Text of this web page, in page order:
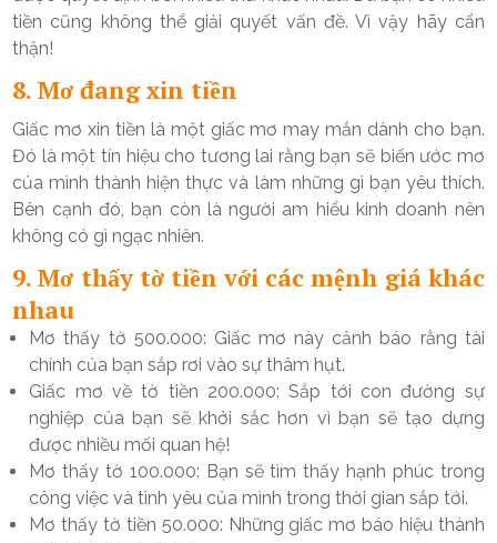
tiền cũng không thể giải quyết vấn đề. Vì vậy hãy cẩn
thận!
8. Mơ đang xin tiền
Giấc mơ xin tiền là một giấc mơ may mắn dành cho bạn.
Đó là một tín hiệu cho tương lai rằng bạn sẽ biến ước mơ
của mình thành hiện thực và làm những gì bạn yêu thích.
Bên cạnh đó, bạn còn là người am hiểu kinh doanh nên
không có gì ngạc nhiên.
9. Mơ thấy tờ tiền với các mệnh giá khác
nhau
Mơ thấy tờ 500.000: Giấc mơ này cảnh báo rằng tài
chính của bạn sắp rơi vào sự thâm hụt.
Giấc mơ về tờ tiền 200.000: Sắp tới con đường sự
nghiệp của bạn sẽ khởi sắc hơn vì bạn sẽ tạo dựng
được nhiều mối quan hệ!
Mơ thấy tờ 100.000: Bạn sẽ tìm thấy hạnh phúc trong
công việc và tình yêu của mình trong thời gian sắp tới.
Mơ thấy tờ tiền 50.000: Những giấc mơ báo hiệu thành